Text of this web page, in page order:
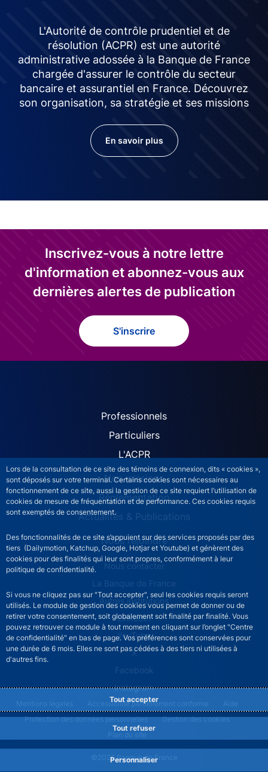
Lors de la consultation de ce site des témoins de connexion, dits « cookies »,
sont déposés sur votre terminal. Certains cookies sont nécessaires au
fonctionnement de ce site, aussi la gestion de ce site requiert l’utilisation de
cookies de mesure de fréquentation et de performance. Ces cookies requis
sont exemptés de consentement.
Des fonctionnalités de ce site s’appuient sur des services proposés par des
tiers (Dailymotion, Katchup, Google, Hotjar et Youtube) et génèrent des
cookies pour des finalités qui leur sont propres, conformément à leur
politique de confidentialité.
Si vous ne cliquez pas sur "Tout accepter", seul les cookies requis seront
utilisés. Le module de gestion des cookies vous permet de donner ou de
retirer votre consentement, soit globalement soit finalité par finalité. Vous
pouvez retrouver ce module à tout moment en cliquant sur l’onglet "Centre
de confidentialité" en bas de page. Vos préférences sont conservées pour
une durée de 6 mois. Elles ne sont pas cédées à des tiers ni utilisées à
d'autres fins.
Tout accepter
Tout refuser
Personnaliser
L'Autorité de contrôle prudentiel et de
résolution (ACPR) est une autorité
administrative adossée à la Banque de France
chargée d'assurer le contrôle du secteur
bancaire et assurantiel en France. Découvrez
son organisation, sa stratégie et ses missions
En savoir plus
Inscrivez-vous à notre lettre
d'information et abonnez-vous aux
dernières alertes de publication
S'inscrire
ACPR site navigation
Professionnels
Particuliers
L'ACPR
Nos missions
Réglementation
Actualités & Publications
Nous rejoindre
ACPR footer secondary menu (French)
Nous contacter
La Banque de France
Autres institutions
LinkedIn
YouTube
X
Facebook
Instagram
©2026 Banque de France
ACPR footer legal notice menu
Mentions légales Accessibilité partiellement conforme
Aide
Protection des données personnelles
Gestion des cookies
Plan du site